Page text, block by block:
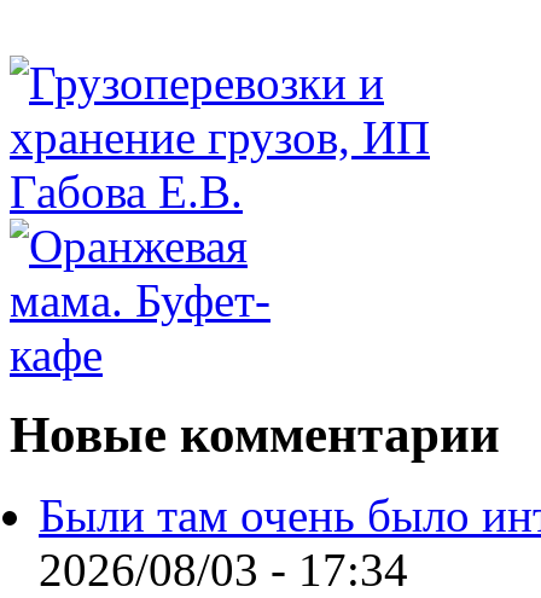
Новые комментарии
Были там очень было
2026/08/03 - 17:34